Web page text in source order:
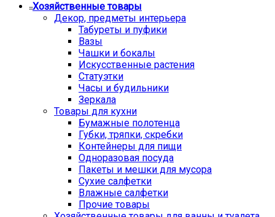
Хозяйственные товары
Декор, предметы интерьера
Табуреты и пуфики
Вазы
Чашки и бокалы
Искусственные растения
Статуэтки
Часы и будильники
Зеркала
Товары для кухни
Бумажные полотенца
Губки, тряпки, скребки
Контейнеры для пищи
Одноразовая посуда
Пакеты и мешки для мусора
Сухие салфетки
Влажные салфетки
Прочие товары